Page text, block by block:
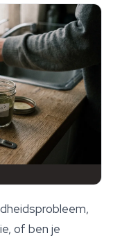
of ben je